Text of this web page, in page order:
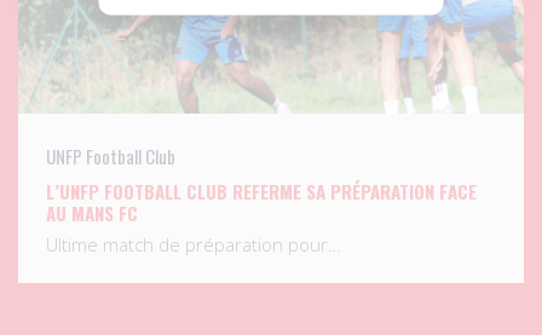
UNFP Football Club
L’UNFP FOOTBALL CLUB REFERME SA PRÉPARATION FACE
AU MANS FC
Ultime match de préparation pour…